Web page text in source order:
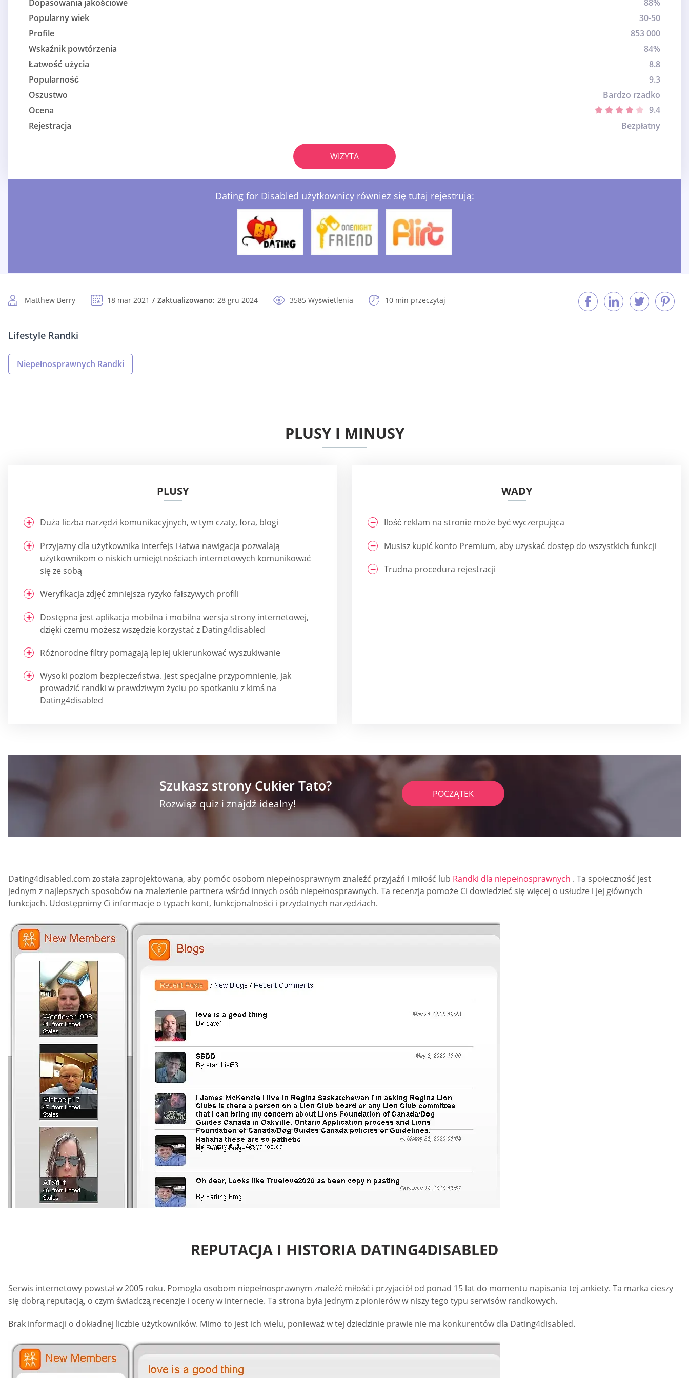
Dopasowania jakościowe
88%
Popularny wiek
30-50
Profile
853 000
Wskaźnik powtórzenia
84%
Łatwość użycia
8.8
Popularność
9.3
Oszustwo
Bardzo rzadko
Ocena
9.4
Rejestracja
Bezpłatny
WIZYTA
Dating for Disabled użytkownicy również się tutaj rejestrują:
Matthew Berry 18 mar 2021 Zaktualizowano: 28 gru 2024 3585 Wyświetlenia 10 min przeczytaj
Lifestyle Randki
Niepełnosprawnych Randki
PLUSY I MINUSY
PLUSY
Duża liczba narzędzi komunikacyjnych, w tym czaty, fora, blogi
Przyjazny dla użytkownika interfejs i łatwa nawigacja pozwalają
użytkownikom o niskich umiejętnościach internetowych komunikować
się ze sobą
Weryfikacja zdjęć zmniejsza ryzyko fałszywych profili
Dostępna jest aplikacja mobilna i mobilna wersja strony internetowej,
dzięki czemu możesz wszędzie korzystać z Dating4disabled
Różnorodne filtry pomagają lepiej ukierunkować wyszukiwanie
Wysoki poziom bezpieczeństwa. Jest specjalne przypomnienie, jak
prowadzić randki w prawdziwym życiu po spotkaniu z kimś na
Dating4disabled
WADY
Ilość reklam na stronie może być wyczerpująca
Musisz kupić konto Premium, aby uzyskać dostęp do wszystkich funkcji
Trudna procedura rejestracji
Szukasz strony Cukier Tato?
Rozwiąż quiz i znajdź idealny!
POCZĄTEK
Dating4disabled.com została zaprojektowana, aby pomóc osobom niepełnosprawnym znaleźć przyjaźń i miłość lub Randki dla niepełnosprawnych . Ta społeczność jest
jednym z najlepszych sposobów na znalezienie partnera wśród innych osób niepełnosprawnych. Ta recenzja pomoże Ci dowiedzieć się więcej o usłudze i jej głównych
funkcjach. Udostępnimy Ci informacje o typach kont, funkcjonalności i przydatnych narzędziach.
REPUTACJA I HISTORIA DATING4DISABLED
Serwis internetowy powstał w 2005 roku. Pomogła osobom niepełnosprawnym znaleźć miłość i przyjaciół od ponad 15 lat do momentu napisania tej ankiety. Ta marka cieszy
się dobrą reputacją, o czym świadczą recenzje i oceny w internecie. Ta strona była jednym z pionierów w niszy tego typu serwisów randkowych.
Brak informacji o dokładnej liczbie użytkowników. Mimo to jest ich wielu, ponieważ w tej dziedzinie prawie nie ma konkurentów dla Dating4disabled.